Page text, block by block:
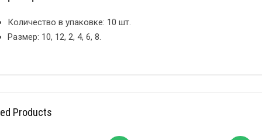
Количество в упаковке: 10 шт.
Размер: 10, 12, 2, 4, 6, 8.
Products